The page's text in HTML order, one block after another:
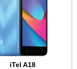
iTel A18
الكاميرا:5 + 0.3 ميجابكسل
البطارية:4000 مللي أمبير
عرض الموصفات ←